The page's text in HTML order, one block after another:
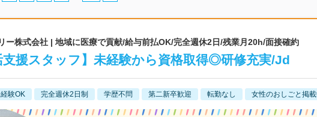
ー株式会社 | 地域に医療で貢献/給与前払OK/完全週休2日/残業月20h/面接確約
支援スタッフ】未経験から資格取得◎研修充実/Jd
験OK 完全週休2日制 学歴不問 第二新卒歓迎 転勤なし 女性のおしごと掲